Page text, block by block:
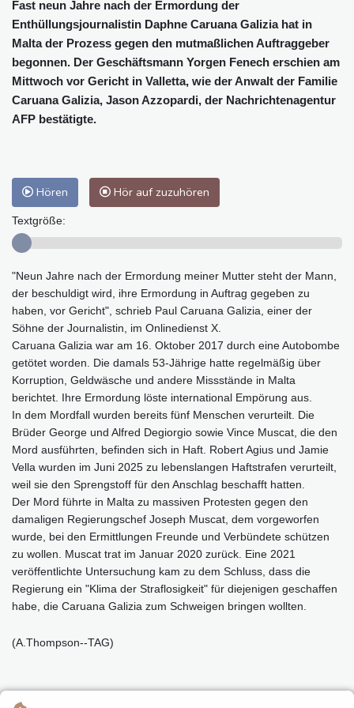
Fast neun Jahre nach der Ermordung der
Enthüllungsjournalistin Daphne Caruana Galizia hat in
Malta der Prozess gegen den mutmaßlichen Auftraggeber
begonnen. Der Geschäftsmann Yorgen Fenech erschien am
Mittwoch vor Gericht in Valletta, wie der Anwalt der Familie
Caruana Galizia, Jason Azzopardi, der Nachrichtenagentur
AFP bestätigte.
Hören Hör auf zuzuhören
Textgröße:
"Neun Jahre nach der Ermordung meiner Mutter steht der Mann,
der beschuldigt wird, ihre Ermordung in Auftrag gegeben zu
haben, vor Gericht", schrieb Paul Caruana Galizia, einer der
Söhne der Journalistin, im Onlinedienst X.
Caruana Galizia war am 16. Oktober 2017 durch eine Autobombe
getötet worden. Die damals 53-Jährige hatte regelmäßig über
Korruption, Geldwäsche und andere Missstände in Malta
berichtet. Ihre Ermordung löste international Empörung aus.
In dem Mordfall wurden bereits fünf Menschen verurteilt. Die
Brüder George und Alfred Degiorgio sowie Vince Muscat, die den
Mord ausführten, befinden sich in Haft. Robert Agius und Jamie
Vella wurden im Juni 2025 zu lebenslangen Haftstrafen verurteilt,
weil sie den Sprengstoff für den Anschlag beschafft hatten.
Der Mord führte in Malta zu massiven Protesten gegen den
damaligen Regierungschef Joseph Muscat, dem vorgeworfen
wurde, bei den Ermittlungen Freunde und Verbündete schützen
zu wollen. Muscat trat im Januar 2020 zurück. Eine 2021
veröffentlichte Untersuchung kam zu dem Schluss, dass die
Regierung ein "Klima der Straflosigkeit" für diejenigen geschaffen
habe, die Caruana Galizia zum Schweigen bringen wollten.
(A.Thompson--TAG)